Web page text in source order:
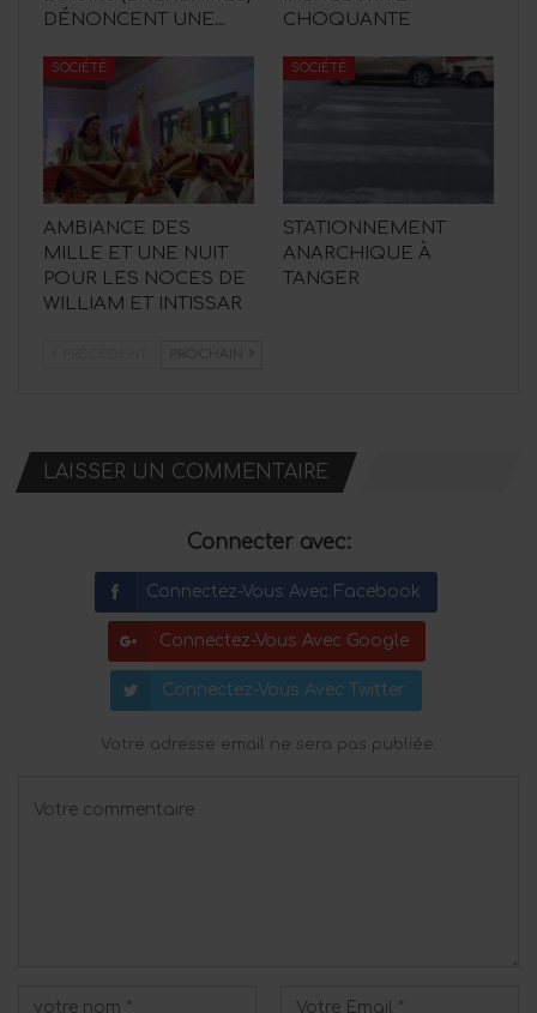
DÉNONCENT UNE…
CHOQUANTE
SOCIÉTÉ
AMBIANCE DES
MILLE ET UNE NUIT
POUR LES NOCES DE
WILLIAM ET INTISSAR
SOCIÉTÉ
STATIONNEMENT
ANARCHIQUE À
TANGER
PROCHAIN
LAISSER UN COMMENTAIRE
Connecter avec:
Connectez-Vous Avec Facebook
Connectez-Vous Avec Google
Connectez-Vous Avec Twitter
Votre adresse email ne sera pas publiée.